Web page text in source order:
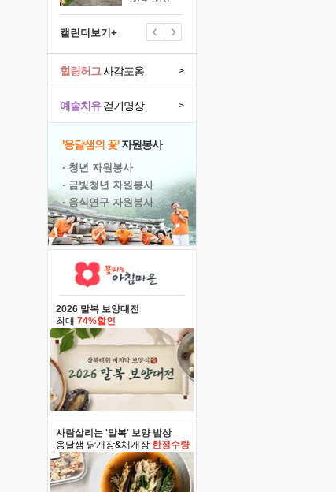
캘린더보기+
예술치유걷기명상 >
힐링허그사감포옹 >
'옹달샘의 꽃'자원봉사
· 청년 자원봉사
· 금빛청년 자원봉사
· 음식연구 자원봉사
2026 말복 보양대전
최대 74%할인
사람살리는 '말복' 보양 밥상
옹달샘 닭개장&채개장 한정수량